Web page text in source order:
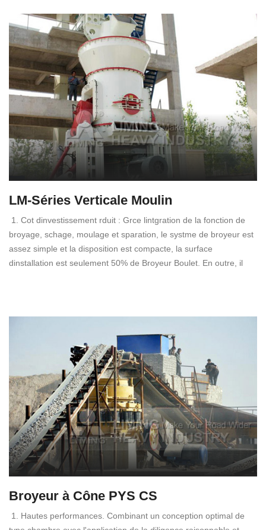
LM-Séries Verticale Moulin
1. Cot dinvestissement rduit : Grce lintgration de la fonction de
broyage, schage, moulage et sparation, le systme de broyeur est
assez simple et la disposition est compacte, la surface
dinstallation est seulement 50% de Broyeur Boulet. En outre, il
Broyeur à Cône PYS CS
1. Hautes performances. Combinant un conception optimal de